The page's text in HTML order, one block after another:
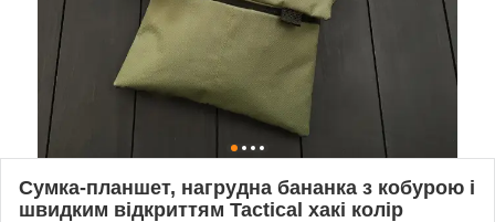
Сумка-планшет, нагрудна бананка з кобурою і
швидким відкриттям Tactical хакі колір